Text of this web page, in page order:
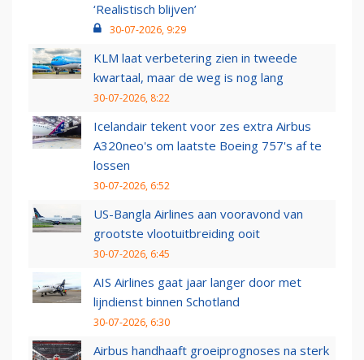
‘Realistisch blijven’
30-07-2026, 9:29
KLM laat verbetering zien in tweede
kwartaal, maar de weg is nog lang
30-07-2026, 8:22
Icelandair tekent voor zes extra Airbus
A320neo's om laatste Boeing 757's af te
lossen
30-07-2026, 6:52
US-Bangla Airlines aan vooravond van
grootste vlootuitbreiding ooit
30-07-2026, 6:45
AIS Airlines gaat jaar langer door met
lijndienst binnen Schotland
30-07-2026, 6:30
Airbus handhaaft groeiprognoses na sterk